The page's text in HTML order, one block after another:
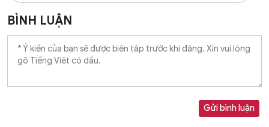
BÌNH LUẬN
Gửi bình luận